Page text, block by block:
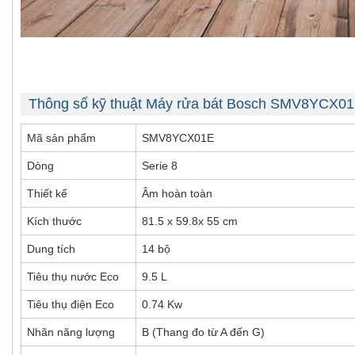
Thông số kỹ thuật Máy rửa bát Bosch
Mã sản phẩm SMV8YCX01E
Dòng Serie 8
Thiết kế Âm hoàn toàn
Kích thước 81.5 x 59.8x 55 cm
Dung tích 14 bộ
Tiêu thụ nước Eco 9.5 L
Tiêu thụ điện Eco 0.74 Kw
Nhãn năng lượng B (Thang đo từ A đến G)